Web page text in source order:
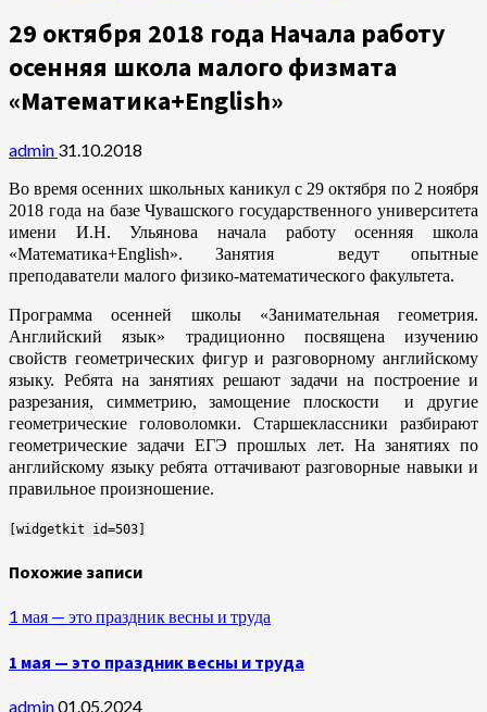
29 октября 2018 года Начала работу
осенняя школа малого физмата
«Математика+English»
admin 31.10.2018
Во время осенних школьных каникул с 29 октября по 2 ноября
2018 года на базе Чувашского государственного университета
имени И.Н. Ульянова начала работу осенняя школа
«Математика+English». Занятия ведут опытные
преподаватели малого физико-математического факультета.
Программа осенней школы «Занимательная геометрия.
Английский язык» традиционно посвящена изучению
свойств геометрических фигур и разговорному английскому
языку. Ребята на занятиях решают задачи на построение и
разрезания, симметрию, замощение плоскости и другие
геометрические головоломки. Старшеклассники разбирают
геометрические задачи ЕГЭ прошлых лет. На занятиях по
английскому языку ребята оттачивают разговорные навыки и
правильное произношение.
[widgetkit id=503]
Похожие записи
1 мая — это праздник весны и труда
1 мая — это праздник весны и труда
admin01.05.2024